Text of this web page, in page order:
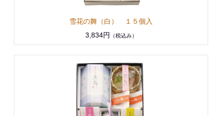
雪花の舞（白） １５個入
3,834円
（税込み）